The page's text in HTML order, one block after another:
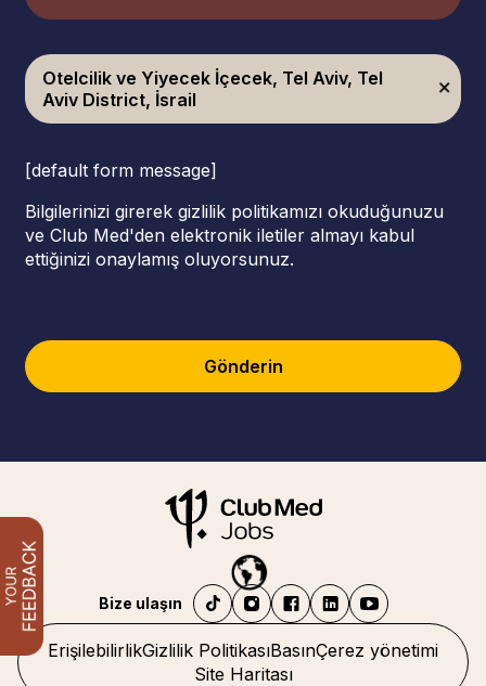
Otelcilik ve Yiyecek İçecek, Tel Aviv, Tel
Aviv District, İsrail
[default form message]
Bilgilerinizi girerek gizlilik politikamızı okuduğunuzu
ve Club Med'den elektronik iletiler almayı kabul
ettiğinizi onaylamış oluyorsunuz.
Gönderin
ErişilebilirlikGizlilik PolitikasıBasınÇerez yönetimi
Site Haritası
Bize ulaşın